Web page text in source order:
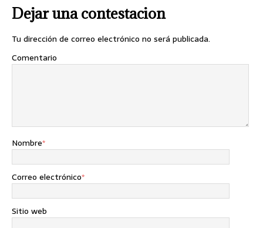
Dejar una contestacion
Tu dirección de correo electrónico no será publicada.
Comentario
Nombre*
Correo electrónico*
Sitio web